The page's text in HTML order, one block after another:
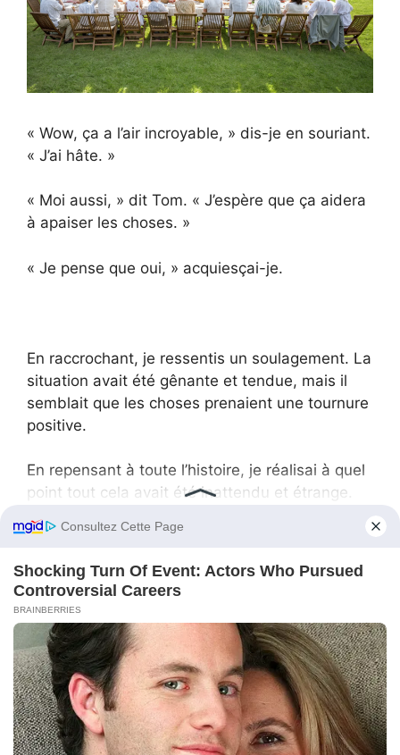
« Wow, ça a l’air incroyable, » dis-je en souriant.
« J’ai hâte. »
« Moi aussi, » dit Tom. « J’espère que ça aidera
à apaiser les choses. »
« Je pense que oui, » acquiesçai-je.
En raccrochant, je ressentis un soulagement. La
situation avait été gênante et tendue, mais il
semblait que les choses prenaient une tournure
positive.
En repensant à toute l’histoire, je réalisai à quel
point tout cela avait été inattendu et étrange.
Un simple manque de nourriture avait causé
tant de drame, mais au final, cela a abouti à
amusante que l’événement initial.
Advertisment